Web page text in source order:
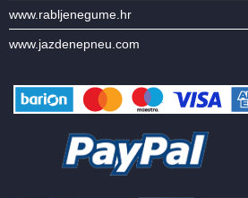
www.rabljenegume.hr
www.jazdenepneu.com